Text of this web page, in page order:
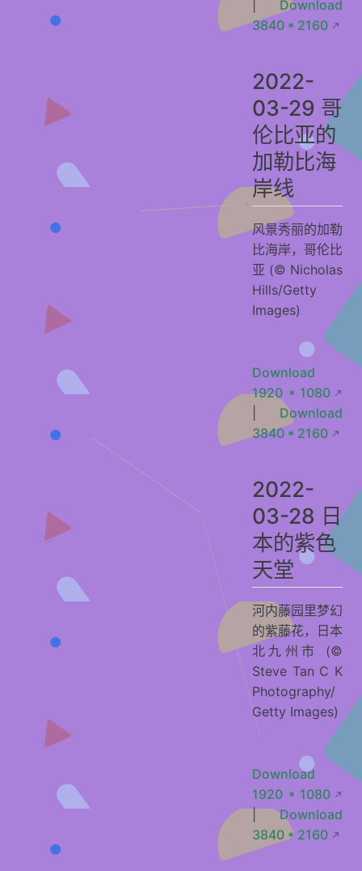
2022-03-02 123岁生日快乐！
Download
3840 * 2160
2022-
03-29 哥
伦比亚的
加勒比海
岸线
风景秀丽的加勒
比海岸，哥伦比
亚 (© Nicholas
Hills/Getty
Images)
Download
1920 * 1080
Download
3840 * 2160
2022-
03-28 日
本的紫色
天堂
河内藤园里梦幻
的紫藤花，日本
北九州市 (©
Steve Tan C K
Photography/
Getty Images)
Download
1920 * 1080
|Download
3840 * 2160